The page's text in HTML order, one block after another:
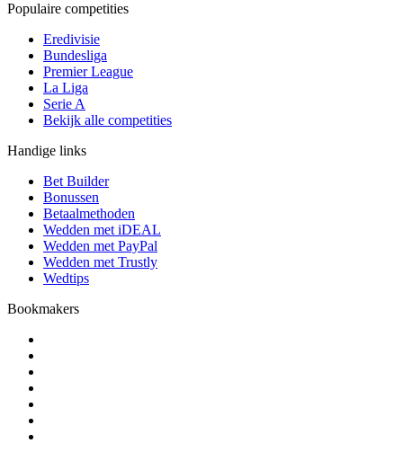
Populaire competities
Eredivisie
Bundesliga
Premier League
La Liga
Serie A
Bekijk alle competities
Handige links
Bet Builder
Bonussen
Betaalmethoden
Wedden met iDEAL
Wedden met PayPal
Wedden met Trustly
Wedtips
Bookmakers